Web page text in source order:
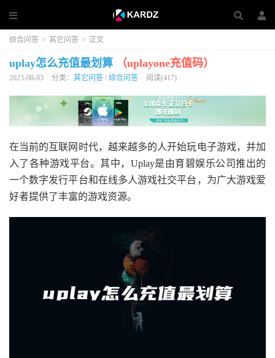
综合问答 > 其它问答 > 正文
uplay怎么充值最划算 （uplayone充值码）
2023-08-03 分类： 其它问答 / 综合问答 阅读(417)
在当前的互联网时代，越来越多的人开始玩电子游戏，并加
入了各种游戏平台。其中，Uplay是由育碧娱乐公司推出的
一个数字发行平台和在线多人游戏社交平台，为广大游戏爱
好者提供了丰富的游戏资源。